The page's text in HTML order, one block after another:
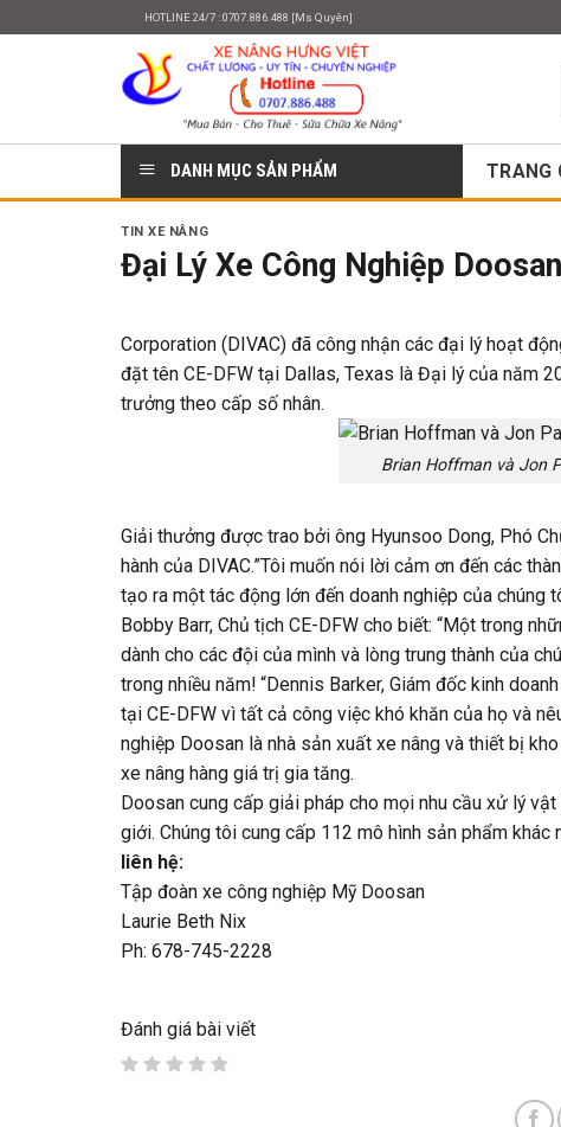
HOTLINE 24/7 : 0707.886.488 [Ms Quyên]
DANH MỤC SẢN PHẨM
TRANG
TIN XE NÂNG
Đại Lý Xe Công Nghiệp
Corporation (DIVAC) đã công nhận các đại lý hoạt
đặt tên CE-DFW tại Dallas, Texas là Đại lý của năm
trưởng theo cấp số nhân.
Brian Hoffman và Jon
Giải thưởng được trao bởi ông Hyunsoo Dong, Phó
hành của DIVAC.”Tôi muốn nói lời cảm ơn đến các
tạo ra một tác động lớn đến doanh nghiệp của chúng
Bobby Barr, Chủ tịch CE-DFW cho biết: “Một trong
dành cho các đội của mình và lòng trung thành của
trong nhiều năm! “Dennis Barker, Giám đốc kinh
tại CE-DFW vì tất cả công việc khó khăn của họ và
nghiệp Doosan là nhà sản xuất xe nâng và thiết bị
xe nâng hàng giá trị gia tăng.
Doosan cung cấp giải pháp cho mọi nhu cầu xử lý
giới. Chúng tôi cung cấp 112 mô hình sản phẩm khác
liên hệ:
Tập đoàn xe công nghiệp Mỹ Doosan
Laurie Beth Nix
Ph: 678-745-2228
Đánh giá bài viết